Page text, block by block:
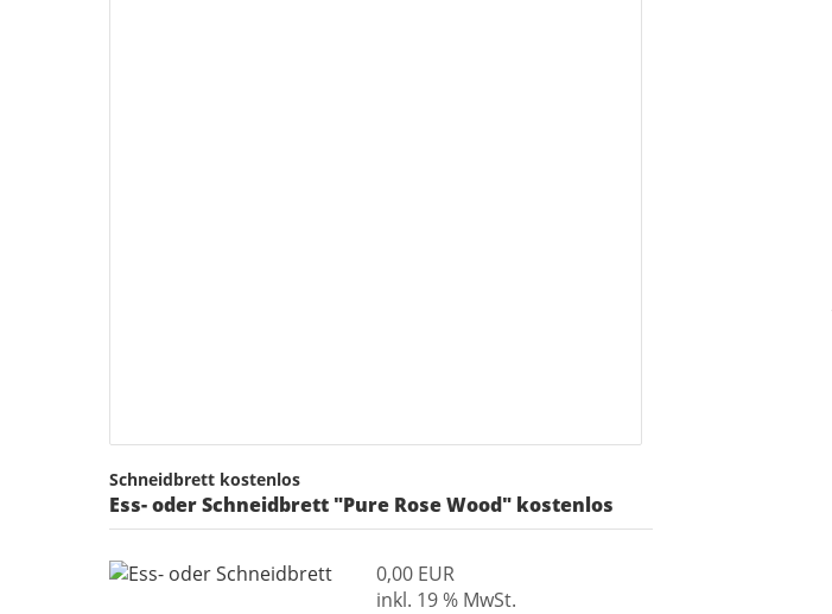
Schneidbrett kostenlos
Ess- oder Schneidbrett "Pure Rose Wood" kostenlos
0,00 EUR
inkl. 19 % MwSt.